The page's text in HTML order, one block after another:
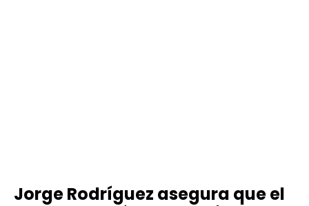
Jorge Rodríguez asegura que el